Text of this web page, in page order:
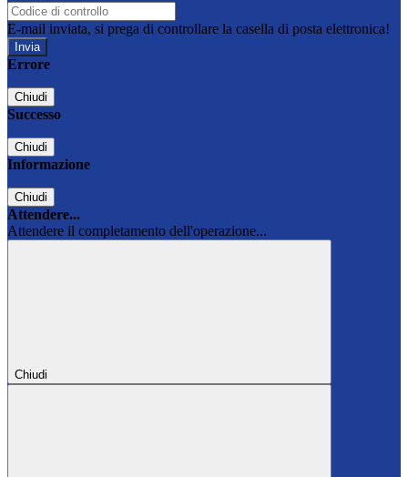
E-mail inviata, si prega di controllare la casella di posta elettronica!
Errore
Chiudi
Successo
Chiudi
Informazione
Chiudi
Attendere...
Attendere il completamento dell'operazione...
Chiudi